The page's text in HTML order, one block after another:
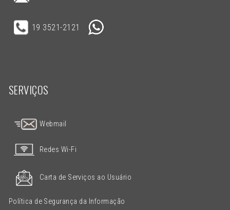
19 3521-2121
SERVIÇOS
Webmail
Redes Wi-Fi
Carta de Serviços ao Usuário
Política de Segurança da Informação